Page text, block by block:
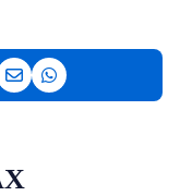
op LinkedIn
Deel via e-mail
Deel via